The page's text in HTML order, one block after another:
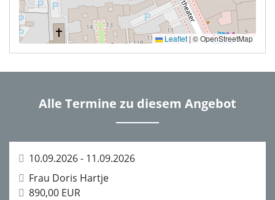
Leaflet |© OpenStreetMap
Alle Termine zu diesem Angebot
10.09.2026 - 11.09.2026
Frau Doris Hartje
890,00 EUR